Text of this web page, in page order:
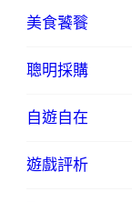
美食饕餮
聰明採購
自遊自在
遊戲評析